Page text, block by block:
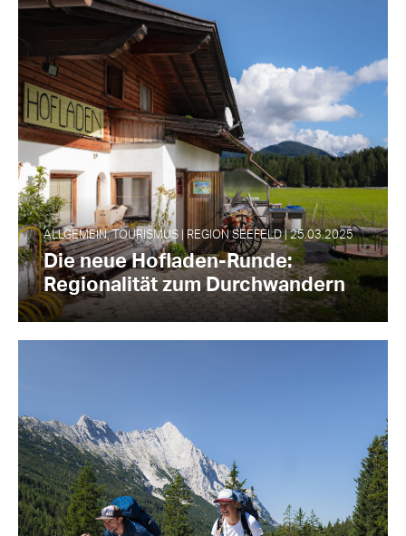
ALLGEMEIN, TOURISMUS | REGION SEEFELD | 25.03.2025
Die neue Hofladen-Runde:
Regionalität zum Durchwandern